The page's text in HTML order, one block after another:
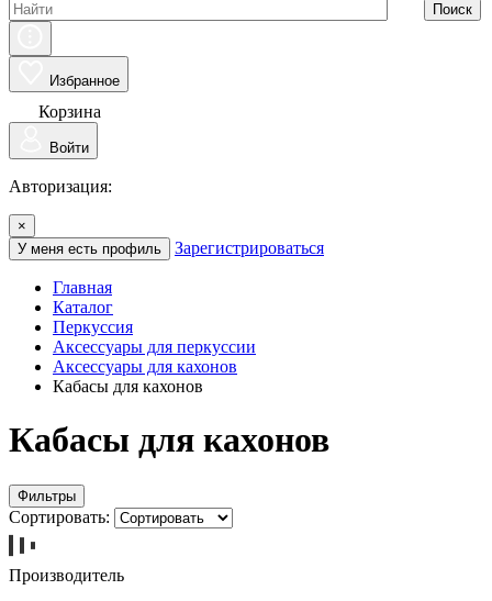
Поиск
Избранное
Корзина
Войти
Авторизация:
×
У меня есть профиль
Зарегистрироваться
Главная
Каталог
Перкуссия
Аксессуары для перкуссии
Аксессуары для кахонов
Кабасы для кахонов
Кабасы для кахонов
Фильтры
Сортировать:
Производитель